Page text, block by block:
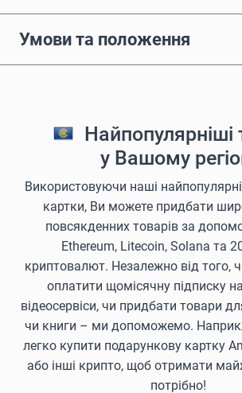
Умови та положення
Найпопулярніші
у Вашому
Використовуючи наші
картки, Ви можете придбати
повсякденних товарів за
Ethereum, Litecoin, Solana та
криптовалют. Незалежно від того,
оплатити щомісячну підписку
відеосервіси, чи придбати товари
чи книги – ми допоможемо.
легко купити подарункову картку
або інші крипто, щоб отримати
потрібно!